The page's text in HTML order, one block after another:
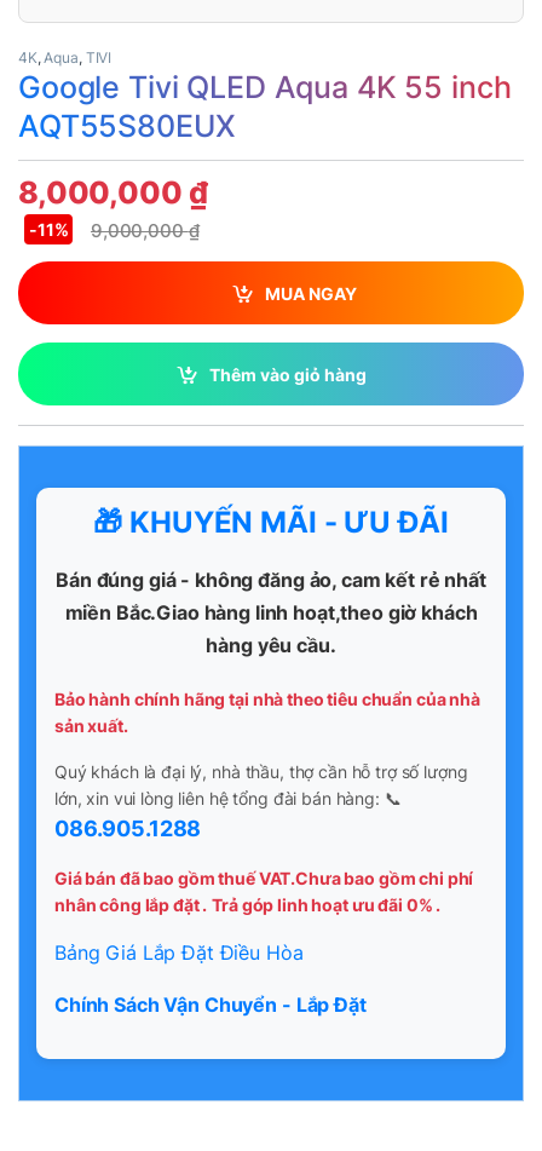
4K, Aqua, TIVI
Google Tivi QLED Aqua 4K 55 inch
AQT55S80EUX
8,000,000 ₫
9,000,000₫
-11%
MUA NGAY
Thêm vào giỏ hàng
🎁 KHUYẾN MÃI - ƯU ĐÃI
Bán đúng giá - không đăng ảo, cam kết rẻ nhất
miền Bắc.Giao hàng linh hoạt,theo giờ khách
hàng yêu cầu.
Bảo hành chính hãng tại nhà theo tiêu chuẩn của nhà
sản xuất.
Quý khách là đại lý, nhà thầu, thợ cần hỗ trợ số lượng
lớn, xin vui lòng liên hệ tổng đài bán hàng: 📞
086.905.1288
Giá bán đã bao gồm thuế VAT.Chưa bao gồm chi phí
nhân công lắp đặt . Trả góp linh hoạt ưu đãi 0% .
Bảng Giá Lắp Đặt Điều Hòa
Chính Sách Vận Chuyển - Lắp Đặt